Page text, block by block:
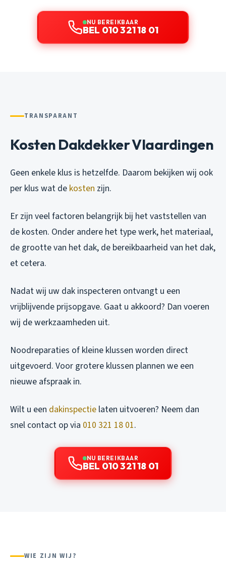
NU BEREIKBAAR
BEL 010 321 18 01
TRANSPARANT
Kosten Dakdekker Vlaardingen
Geen enkele klus is hetzelfde. Daarom bekijken wij ook
per klus wat de kosten zijn.
Er zijn veel factoren belangrijk bij het vaststellen van
de kosten. Onder andere het type werk, het materiaal,
de grootte van het dak, de bereikbaarheid van het dak,
et cetera.
Nadat wij uw dak inspecteren ontvangt u een
vrijblijvende prijsopgave. Gaat u akkoord? Dan voeren
wij de werkzaamheden uit.
Noodreparaties of kleine klussen worden direct
uitgevoerd. Voor grotere klussen plannen we een
nieuwe afspraak in.
Wilt u een dakinspectie laten uitvoeren? Neem dan
snel contact op via 010 321 18 01.
NU BEREIKBAAR
BEL 010 321 18 01
WIE ZIJN WIJ?